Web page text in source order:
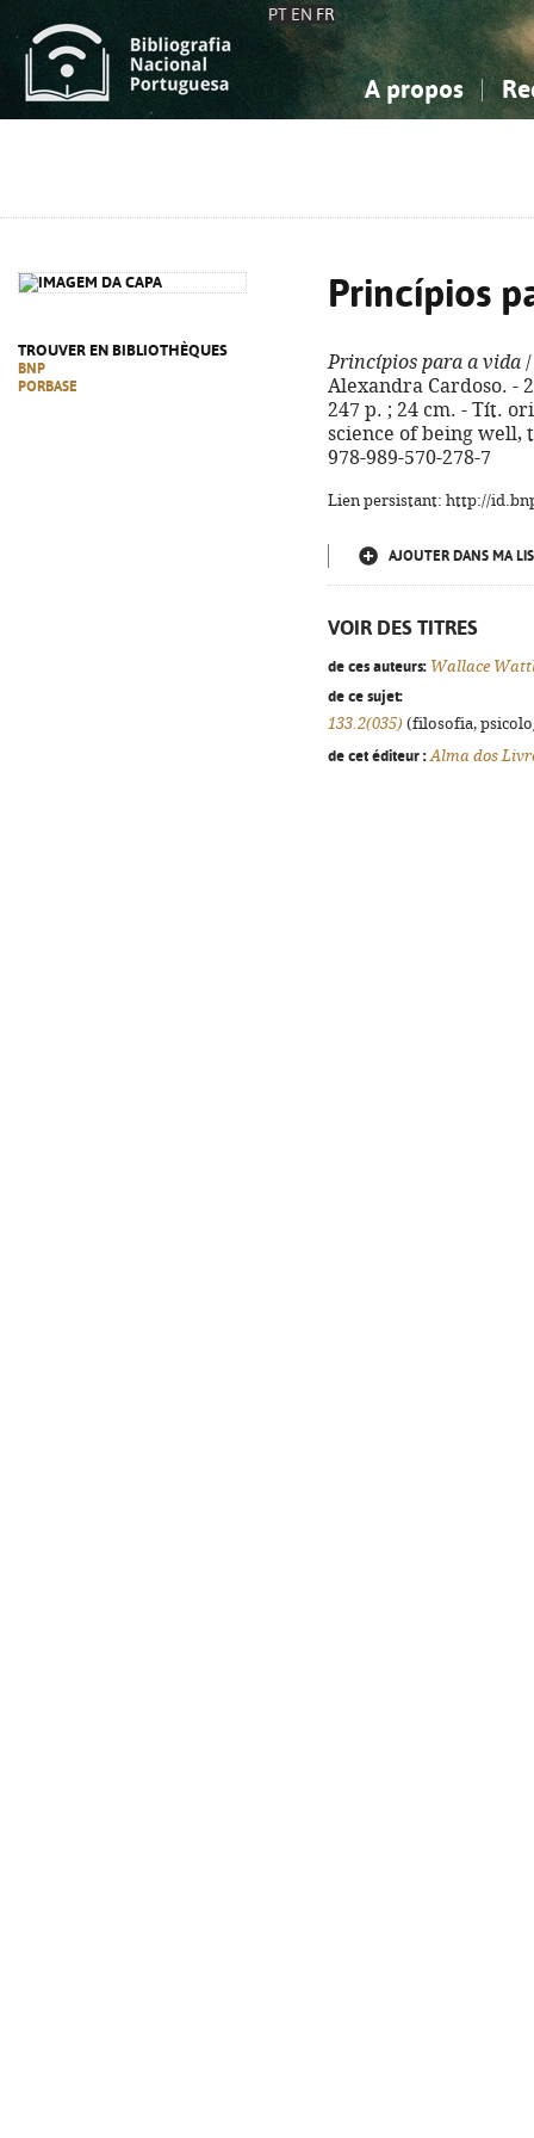
PT EN FR
A propos
TROUVER EN BIBLIOTHÈQUES
BNP
PORBASE
Princípios
Princípios para a vida
Alexandra Cardoso. -
247 p. ; 24 cm. - Tít.
science of being well,
978-989-570-278-7
Lien persistant: http://
AJOUTER DANS MA
VOIR DES TITRES
de ces auteurs: Wallace
de ce sujet:
133.2(035) (filosofia,
de cet éditeur : Alma dos